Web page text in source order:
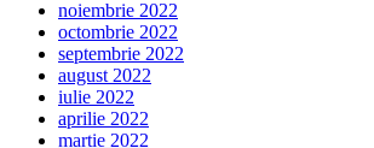
noiembrie 2022
octombrie 2022
septembrie 2022
august 2022
iulie 2022
aprilie 2022
martie 2022